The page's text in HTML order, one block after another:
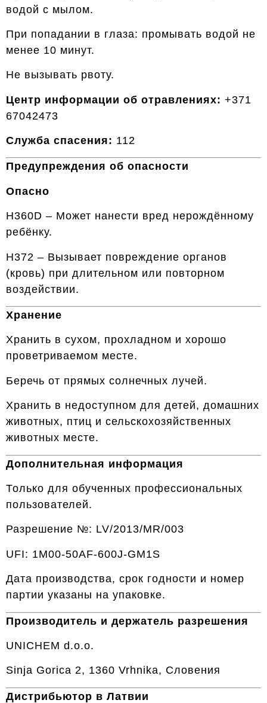
водой с мылом.
При попадании в глаза: промывать водой не
менее 10 минут.
Не вызывать рвоту.
Центр информации об отравлениях: +371
67042473
Служба спасения: 112
Предупреждения об опасности
Опасно
H360D – Может нанести вред нерождённому
ребёнку.
H372 – Вызывает повреждение органов
(кровь) при длительном или повторном
воздействии.
Хранение
Хранить в сухом, прохладном и хорошо
проветриваемом месте.
Беречь от прямых солнечных лучей.
Хранить в недоступном для детей, домашних
животных, птиц и сельскохозяйственных
животных месте.
Дополнительная информация
Только для обученных профессиональных
пользователей.
Разрешение №: LV/2013/MR/003
UFI: 1M00-50AF-600J-GM1S
Дата производства, срок годности и номер
партии указаны на упаковке.
Производитель и держатель разрешения
UNICHEM d.o.o.
Sinja Gorica 2, 1360 Vrhnika, Словения
Дистрибьютор в Латвии